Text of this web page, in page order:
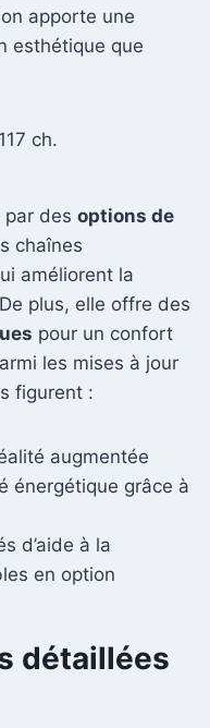
apporte une
esthétique que
ch.
des options de
chaînes
améliorent la
plus, elle offre des
pour un confort
les mises à jour
figurent :
augmentée
énergétique grâce à
d’aide à la
en option
détaillées